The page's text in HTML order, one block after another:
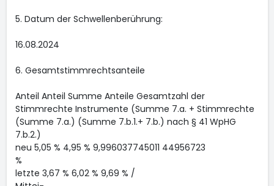
5. Datum der Schwellenberührung:
16.08.2024
6. Gesamtstimmrechtsanteile
Anteil Anteil Summe Anteile Gesamtzahl der
Stimmrechte Instrumente (Summe 7.a. + Stimmrechte
(Summe 7.a.) (Summe 7.b.1.+ 7.b.) nach § 41 WpHG
7.b.2.)
neu 5,05 % 4,95 % 9,996037745011 44956723
%
letzte 3,67 % 6,02 % 9,69 % /